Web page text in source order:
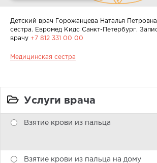
Детский врач Горожанцева Наталья
сестра. Евромед Кидс Санкт-Петербург.
врачу +7 812 331 00 00
Медицинская сестра
Услуги врача
Взятие крови из пальца
Взятие крови из пальца на дому